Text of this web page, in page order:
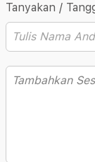
Tanyakan /